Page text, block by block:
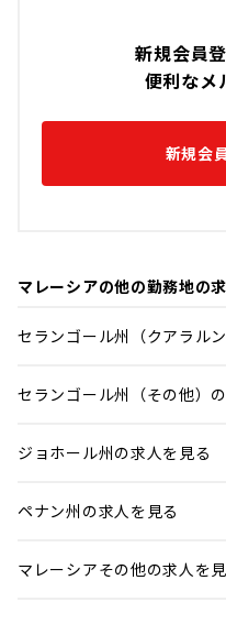
新規会員
便利なメ
新規会
マレーシアの他の勤務地の
セランゴール州（クアラル
セランゴール州（その他）
ジョホール州の求人を見る
ペナン州の求人を見る
マレーシアその他の求人を